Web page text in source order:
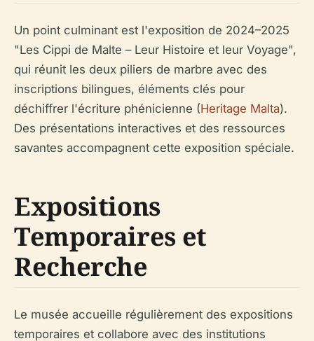
Un point culminant est l'exposition de 2024–2025
"Les Cippi de Malte – Leur Histoire et leur Voyage",
qui réunit les deux piliers de marbre avec des
inscriptions bilingues, éléments clés pour
déchiffrer l'écriture phénicienne (Heritage Malta).
Des présentations interactives et des ressources
savantes accompagnent cette exposition spéciale.
Expositions
Temporaires et
Recherche
Le musée accueille régulièrement des expositions
temporaires et collabore avec des institutions